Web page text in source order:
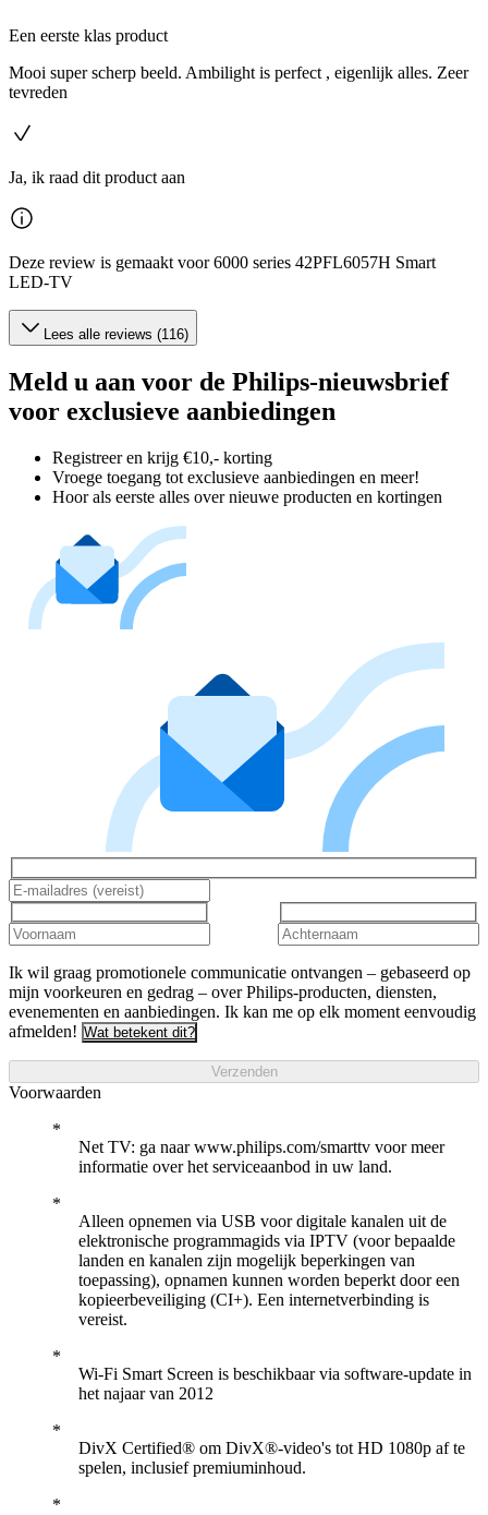
Een eerste klas product
Mooi super scherp beeld. Ambilight is perfect , eigenlijk alles. Zeer
tevreden
Ja, ik raad dit product aan
Deze review is gemaakt voor 6000 series 42PFL6057H Smart
LED-TV
Lees alle reviews (116)
Meld u aan voor de Philips-nieuwsbrief
voor exclusieve aanbiedingen
Registreer en krijg €10,- korting
Vroege toegang tot exclusieve aanbiedingen en meer!
Hoor als eerste alles over nieuwe producten en kortingen
Ik wil graag promotionele communicatie ontvangen – gebaseerd op
mijn voorkeuren en gedrag – over Philips-producten, diensten,
evenementen en aanbiedingen. Ik kan me op elk moment eenvoudig
afmelden! Wat betekent dit?
Verzenden
Voorwaarden
Net TV: ga naar www.philips.com/smarttv voor meer
informatie over het serviceaanbod in uw land.
Alleen opnemen via USB voor digitale kanalen uit de
elektronische programmagids via IPTV (voor bepaalde
landen en kanalen zijn mogelijk beperkingen van
toepassing), opnamen kunnen worden beperkt door een
kopieerbeveiliging (CI+). Een internetverbinding is
vereist.
Wi-Fi Smart Screen is beschikbaar via software-update in
het najaar van 2012
DivX Certified® om DivX®-video's tot HD 1080p af te
spelen, inclusief premiuminhoud.